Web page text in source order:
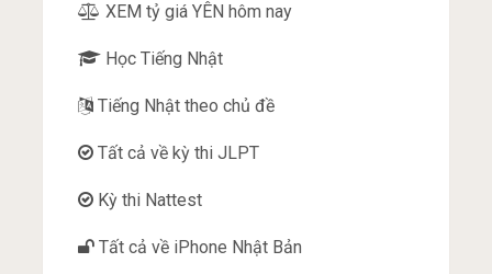
XEM tỷ giá YÊN hôm nay
Học Tiếng Nhật
Tiếng Nhật theo chủ đề
Tất cả về kỳ thi JLPT
Kỳ thi Nattest
Tất cả về iPhone Nhật Bản